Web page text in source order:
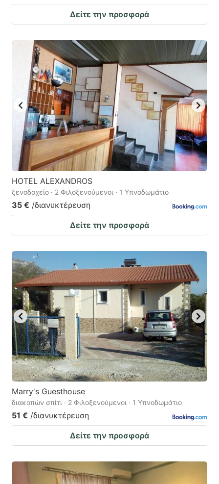
Δείτε την προσφορά
HOTEL ALEXANDROS
ξενοδοχείο · 2 Φιλοξενούμενοι · 1 Υπνοδωμάτιο
35 € /διανυκτέρευση
Δείτε την προσφορά
Marry's Guesthouse
διακοπών σπίτι · 2 Φιλοξενούμενοι · 1 Υπνοδωμάτιο
51 € /διανυκτέρευση
Δείτε την προσφορά